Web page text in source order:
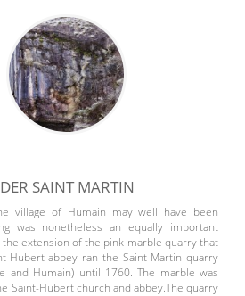
SAINT MARTIN
village of Humain may well have been
was nonetheless an equally important
extension of the pink marble quarry that
Hubert abbey ran the Saint-Martin quarry
and Humain) until 1760. The marble was
Saint-Hubert church and abbey.The quarry